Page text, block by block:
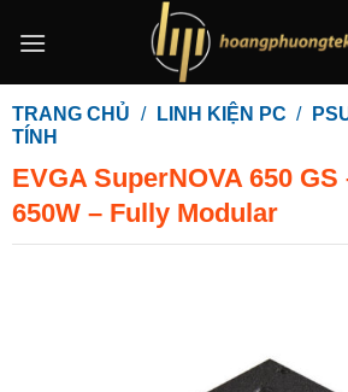
qua
dung
TRANG CHỦ / LINH KIỆN PC /
TÍNH
EVGA SuperNOVA 650 GS
650W – Fully Modular